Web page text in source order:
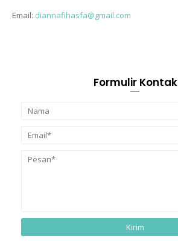
Email: diannafihasfa@gmail.com
Formulir Kontak